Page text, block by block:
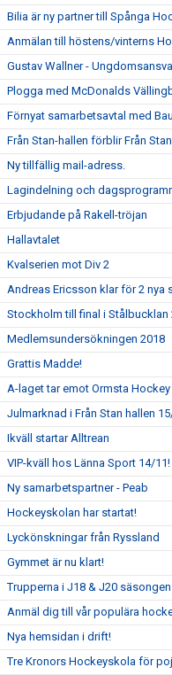
Bilia är ny partner till Spånga
Anmälan till höstens/vinterns
Gustav Wallner -
Plogga med McDonalds
Förnyat samarbetsavtal med
Från Stan-hallen förblir Från
Ny tillfällig mail-adress.
Lagindelning och
Erbjudande på Rakell-tröjan
Hallavtalet
Kvalserien mot Div 2
Andreas Ericsson klar för 2 nya
Stockholm till final i Stålbucklan
Medlemsundersökningen 2018
Grattis Madde!
A-laget tar emot Ormsta Hockey
Julmarknad i Från Stan hallen
Ikväll startar Alltrean
VIP-kväll hos Länna Sport 14/11!
Ny samarbetspartner - Peab
Hockeyskolan har startat!
Lyckönskningar från Ryssland
Gymmet är nu klart!
Trupperna i J18 & J20
Anmäl dig till vår populära
Nya hemsidan i drift!
Tre Kronors Hockeyskola för